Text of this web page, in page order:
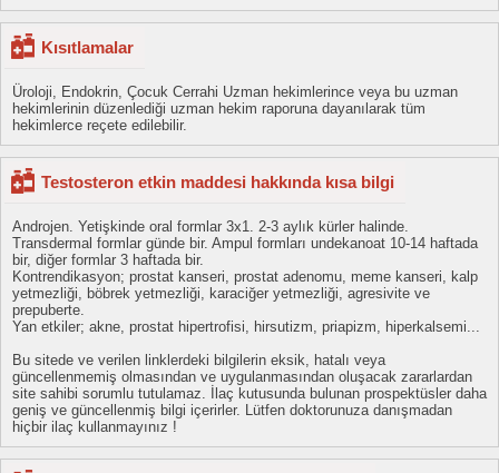
Kısıtlamalar
Üroloji, Endokrin, Çocuk Cerrahi Uzman hekimlerince veya bu uzman
hekimlerinin düzenlediği uzman hekim raporuna dayanılarak tüm
hekimlerce reçete edilebilir.
Testosteron etkin maddesi hakkında kısa bilgi
Androjen. Yetişkinde oral formlar 3x1. 2-3 aylık kürler halinde.
Transdermal formlar günde bir. Ampul formları undekanoat 10-14 haftada
bir, diğer formlar 3 haftada bir.
Kontrendikasyon; prostat kanseri, prostat adenomu, meme kanseri, kalp
yetmezliği, böbrek yetmezliği, karaciğer yetmezliği, agresivite ve
prepuberte.
Yan etkiler; akne, prostat hipertrofisi, hirsutizm, priapizm, hiperkalsemi...
Bu sitede ve verilen linklerdeki bilgilerin eksik, hatalı veya
güncellenmemiş olmasından ve uygulanmasından oluşacak zararlardan
site sahibi sorumlu tutulamaz. İlaç kutusunda bulunan prospektüsler daha
geniş ve güncellenmiş bilgi içerirler. Lütfen doktorunuza danışmadan
hiçbir ilaç kullanmayınız !